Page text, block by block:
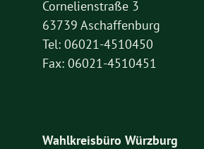
Cornelienstraße 3
63739 Aschaffenburg
Tel: 06021-4510450
Fax: 06021-4510451
Wahlkreisbüro Würzburg